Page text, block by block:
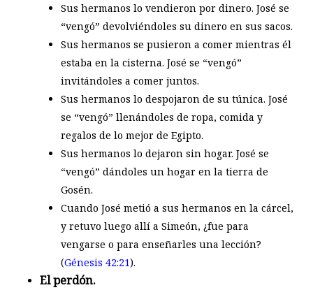
Sus hermanos lo vendieron por dinero. José se
“vengó” devolviéndoles su dinero en sus sacos.
Sus hermanos se pusieron a comer mientras él
estaba en la cisterna. José se “vengó”
invitándoles a comer juntos.
Sus hermanos lo despojaron de su túnica. José
se “vengó” llenándoles de ropa, comida y
regalos de lo mejor de Egipto.
Sus hermanos lo dejaron sin hogar. José se
“vengó” dándoles un hogar en la tierra de
Gosén.
Cuando José metió a sus hermanos en la cárcel,
y retuvo luego allí a Simeón, ¿fue para
vengarse o para enseñarles una lección?
(Génesis 42:21).
El perdón.